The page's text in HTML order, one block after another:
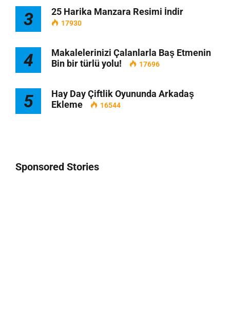
3 25 Harika Manzara Resimi İndir
17930
4
Makalelerinizi Çalanlarla Baş Etmenin
Bin bir türlü yolu!
17696
5
Hay Day Çiftlik Oyununda Arkadaş
Ekleme
16544
Sponsored Stories